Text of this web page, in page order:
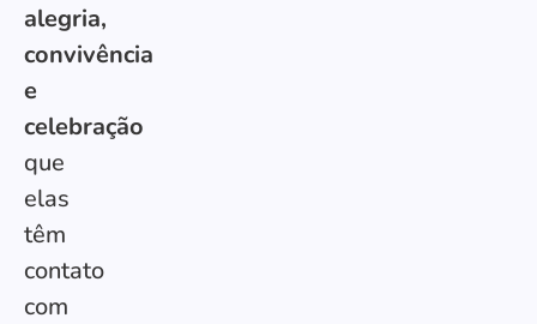
alegria,
convivência
e
celebração
que
elas
têm
contato
com